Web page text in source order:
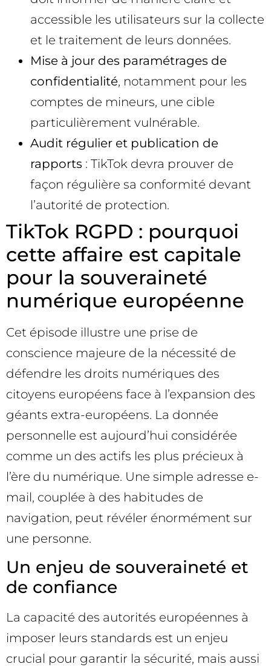
accessible les utilisateurs sur la collecte
et le traitement de leurs données.
Mise à jour des paramétrages de
confidentialité, notamment pour les
comptes de mineurs, une cible
particulièrement vulnérable.
Audit régulier et publication de
rapports : TikTok devra prouver de
façon régulière sa conformité devant
l’autorité de protection.
TikTok RGPD : pourquoi
cette affaire est capitale
pour la souveraineté
numérique européenne
Cet épisode illustre une prise de
conscience majeure de la nécessité de
défendre les droits numériques des
citoyens européens face à l’expansion des
géants extra-européens. La donnée
personnelle est aujourd’hui considérée
comme un des actifs les plus précieux à
l’ère du numérique. Une simple adresse e-
mail, couplée à des habitudes de
navigation, peut révéler énormément sur
une personne.
Un enjeu de souveraineté et
de confiance
La capacité des autorités européennes à
imposer leurs standards est un enjeu
crucial pour garantir la sécurité, mais aussi